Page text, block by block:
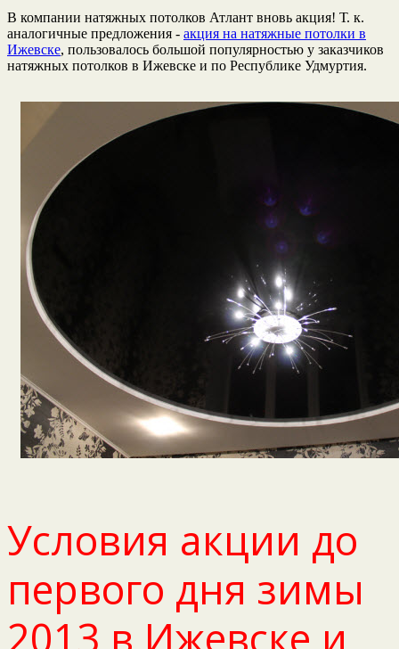
В компании натяжных потолков Атлант вновь акция! Т. к.
аналогичные предложения - акция на натяжные потолки в
Ижевске, пользовалось большой популярностью у заказчиков
натяжных потолков в Ижевске и по Республике Удмуртия.
Условия акции до
первого дня зимы
2013 в Ижевске и